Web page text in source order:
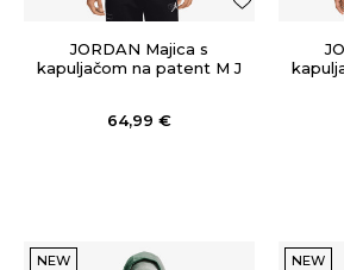
JORDAN Majica s
kapuljačom na patent M J
64,99 €
NEW NEW